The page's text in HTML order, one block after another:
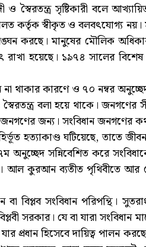
স্বৈরতন্ত্র সৃষ্টিকারী বলে
কর্তৃক স্বীকৃত ও বলবৎযোগ্য
করছে। মানুষের মৌলিক
হয়েছে। ১৯৭৪ সালের
না থাকার কারণে ও ৭০ নম্বর
স্বৈরতন্ত্র বলা হয়ে থাকে।
জনগণের জন্য। সংবিধান জনগণের
হত্যাকাণ্ড ঘটিয়েছে, তাতে
সন্নিবেশিত করে
আল কুরআন ব্যতীত পৃথিবীতে
সংবিধান পরিপন্থি।
সরকার। যে বা যারা সংবিধান
হিসেবে দায়িত্ব পালন